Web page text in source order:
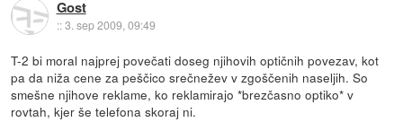
Gost
::3. sep 2009, 09:49
T-2 bi moral najprej povečati doseg njihovih optičnih povezav, kot
pa da niža cene za peščico srečnežev v zgoščenih naseljih. So
smešne njihove reklame, ko reklamirajo *brezčasno optiko* v
rovtah, kjer še telefona skoraj ni.